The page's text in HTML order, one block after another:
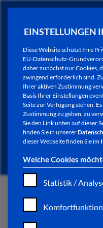
EINSTELLUNGEN
Diese Website schützt Ihre
EU-Datenschutz-
daher zunächst nur Cookies,
zwingend erforderlich sind.
Ihrer aktiven Zustimmung
Basis Ihrer Einstellungen
Seite zur Verfügung stehen.
Zustimmung zu geben, zu
Sie den Link unten auf dieser
finden Sie in unserer
dieser Webseite finden Sie im
Welche Cookies
Statistik /
START